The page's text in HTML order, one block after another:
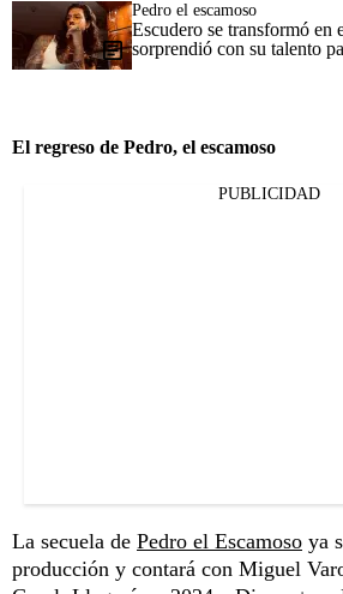
Pedro el escamoso
Escudero se transformó en
sorprendió con su talento
El regreso de Pedro, el escamoso
PUBLICIDAD
La secuela de Pedro el Escamoso ya
producción y contará con Miguel